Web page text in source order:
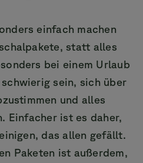
einfach machen
statt alles
bei einem Urlaub
sein, sich über
und alles
Einfacher ist es daher,
das allen gefällt.
Paketen ist außerdem,